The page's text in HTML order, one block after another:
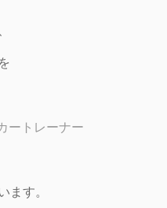
ートレーナー
す。